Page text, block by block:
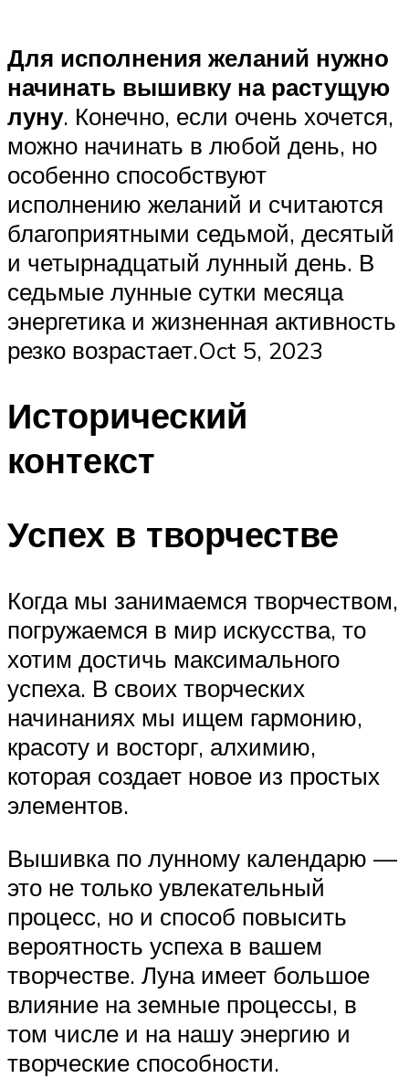
Для исполнения желаний нужно
начинать вышивку на растущую
луну. Конечно, если очень хочется,
можно начинать в любой день, но
особенно способствуют
исполнению желаний и считаются
благоприятными седьмой, десятый
и четырнадцатый лунный день. В
седьмые лунные сутки месяца
энергетика и жизненная активность
резко возрастает.Oct 5, 2023
Исторический
контекст
Успех в творчестве
Когда мы занимаемся творчеством,
погружаемся в мир искусства, то
хотим достичь максимального
успеха. В своих творческих
начинаниях мы ищем гармонию,
красоту и восторг, алхимию,
которая создает новое из простых
элементов.
Вышивка по лунному календарю —
это не только увлекательный
процесс, но и способ повысить
вероятность успеха в вашем
творчестве. Луна имеет большое
влияние на земные процессы, в
том числе и на нашу энергию и
творческие способности.